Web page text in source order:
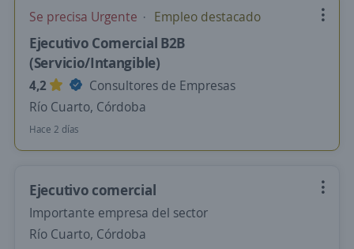
Se precisa Urgente Empleo destacado
Ejecutivo Comercial B2B
(Servicio/Intangible)
4,2
Consultores de Empresas
Río Cuarto, Córdoba
Hace 2 días
Ejecutivo comercial
Importante empresa del sector
Río Cuarto, Córdoba